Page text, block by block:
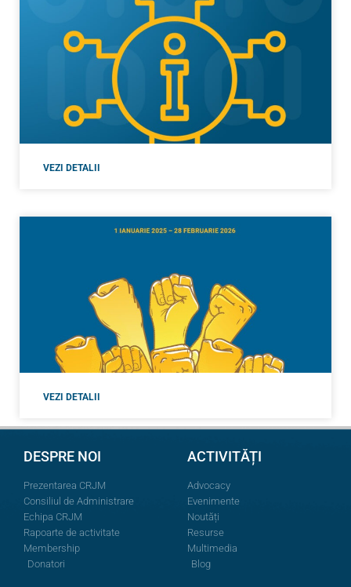
VEZI DETALII
VEZI DETALII
DESPRE NOI
Prezentarea CRJM
Consiliul de Administrare
Echipa CRJM
Rapoarte de activitate
Membership
Donatori
ACTIVITĂȚI
Advocacy
Evenimente
Noutăți
Resurse
Multimedia
Blog